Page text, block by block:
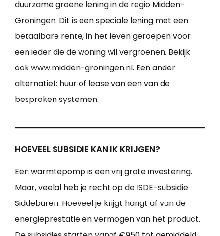
duurzame groene lening in de regio Midden-
Groningen. Dit is een speciale lening met een
betaalbare rente, in het leven geroepen voor
een ieder die de woning wil vergroenen. Bekijk
ook www.midden-groningen.nl. Een ander
alternatief: huur of lease van een van de
besproken systemen.
HOEVEEL SUBSIDIE KAN IK KRIJGEN?
Een warmtepomp is een vrij grote investering.
Maar, veelal heb je recht op de ISDE-subsidie
Siddeburen. Hoeveel je krijgt hangt af van de
energieprestatie en vermogen van het product.